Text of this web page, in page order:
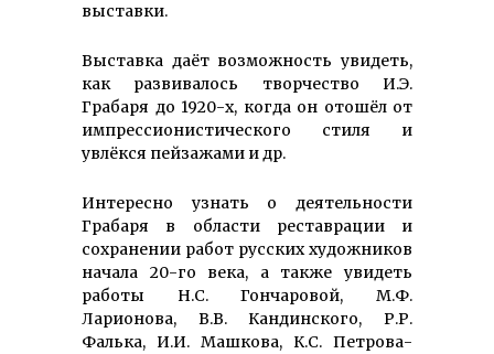
выставки.
Выставка даёт возможность увидеть,
как развивалось творчество И.Э.
Грабаря до 1920-х, когда он отошёл от
импрессионистического стиля и
увлёкся пейзажами и др.
Интересно узнать о деятельности
Грабаря в области реставрации и
сохранении работ русских художников
начала 20-го века, а также увидеть
работы Н.С. Гончаровой, М.Ф.
Ларионова, В.В. Кандинского, Р.Р.
Фалька, И.И. Машкова, К.С. Петрова-